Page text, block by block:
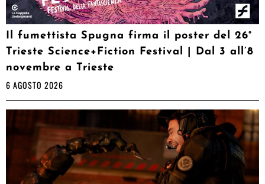
Il fumettista Spugna firma il poster del 26°
Trieste Science+Fiction Festival | Dal 3 all’8
novembre a Trieste
6 AGOSTO 2026